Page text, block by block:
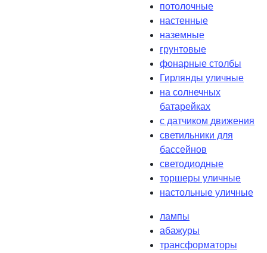
потолочные
настенные
наземные
грунтовые
фонарные столбы
Гирлянды уличные
на солнечных
батарейках
с датчиком движения
светильники для
бассейнов
светодиодные
торшеры уличные
настольные уличные
лампы
абажуры
трансформаторы